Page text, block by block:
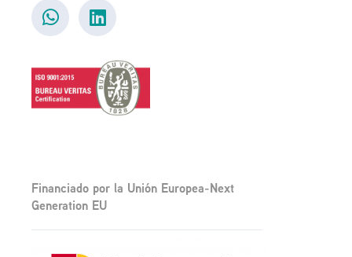
Financiado por la Unión Europea-Next
Generation EU